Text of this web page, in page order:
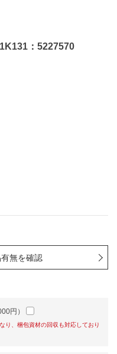
：5227570
無を確認
円）
り、梱包資材の回収も対応しており